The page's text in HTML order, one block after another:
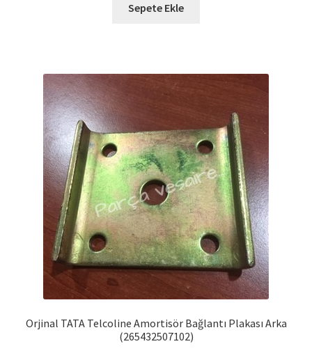
Sepete Ekle
Orjinal TATA Telcoline Amortisör Bağlantı Plakası Arka
(265432507102)